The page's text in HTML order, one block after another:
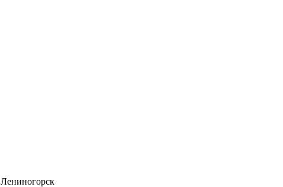
Лениногорск